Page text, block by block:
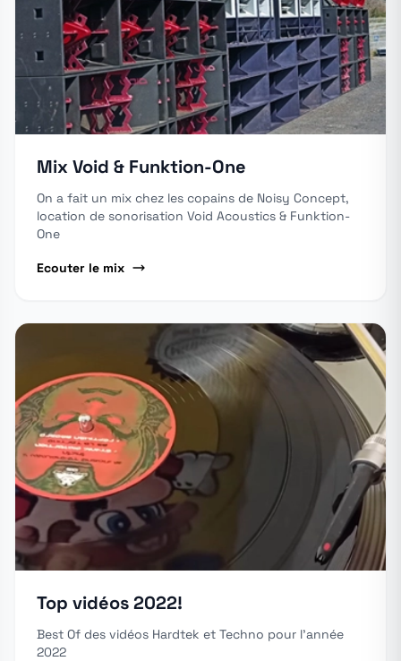
Mix Void & Funktion-One
On a fait un mix chez les copains de Noisy Concept,
location de sonorisation Void Acoustics & Funktion-
One
Ecouter le mix
Top vidéos 2022!
Best Of des vidéos Hardtek et Techno pour l'année
2022